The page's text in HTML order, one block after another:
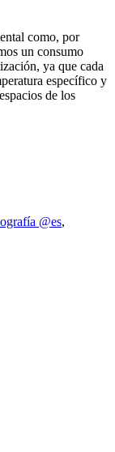
como, por
un consumo
ya que cada
específico y
de los
@es,